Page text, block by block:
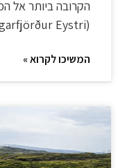
הקרובה ביותר אל
המשיכו לקרוא »